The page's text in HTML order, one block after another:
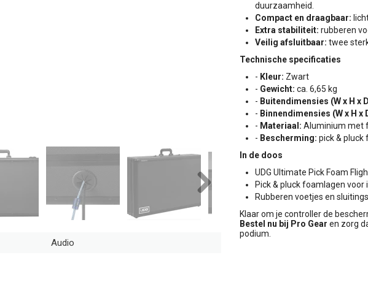
Audio
duurzaamheid.
Compact en draagbaar:
Extra stabiliteit: rubberen
Veilig afsluitbaar: twee
Technische specificaties
- Kleur: Zwart
- Gewicht: ca. 6,65 kg
- Buitendimensies (W x H x
- Binnendimensies (W x H x
- Materiaal: Aluminium met
- Bescherming: pick &
In de doos
UDG Ultimate Pick Foam
Pick & pluck foamlagen
Rubberen voetjes en
Klaar om je controller de
Bestel nu bij Pro Gear en zorg
podium.